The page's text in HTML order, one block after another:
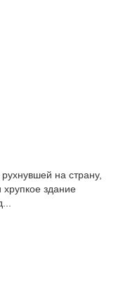
на страну,
здание